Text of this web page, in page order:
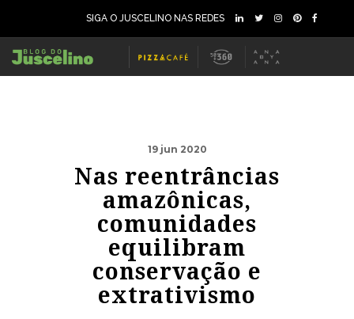
SIGA O JUSCELINO NAS REDES
19 jun 2020
Nas reentrâncias
amazônicas,
comunidades
equilibram
conservação e
extrativismo